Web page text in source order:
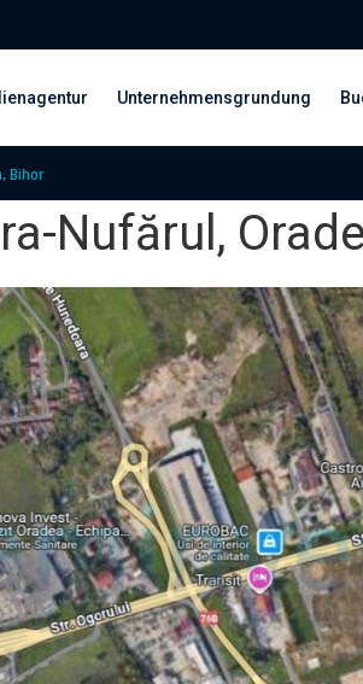
Unternehmensgrundung
Bihor
Nufărul,